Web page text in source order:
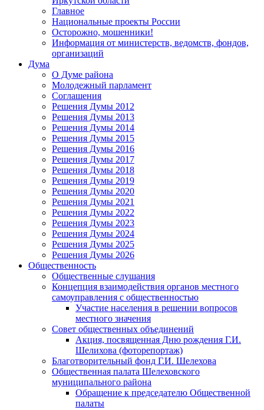
Главное
Национальные проекты России
Осторожно, мошенники!
Информация от министерств, ведомств, фондов,
организаций
Дума
О Думе района
Молодежный парламент
Соглашения
Решения Думы 2012
Решения Думы 2013
Решения Думы 2014
Решения Думы 2015
Решения Думы 2016
Решения Думы 2017
Решения Думы 2018
Решения Думы 2019
Решения Думы 2020
Решения Думы 2021
Решения Думы 2022
Решения Думы 2023
Решения Думы 2024
Решения Думы 2025
Решения Думы 2026
Общественность
Общественные слушания
Концепция взаимодействия органов местного
самоуправления с общественностью
Участие населения в решении вопросов
местного значения
Совет общественных объединений
Акция, посвященная Дню рождения Г.И.
Шелихова (фоторепортаж)
Благотворительный фонд Г.И. Шелехова
Общественная палата Шелеховского
муниципального района
Обращение к председателю Общественной
палаты